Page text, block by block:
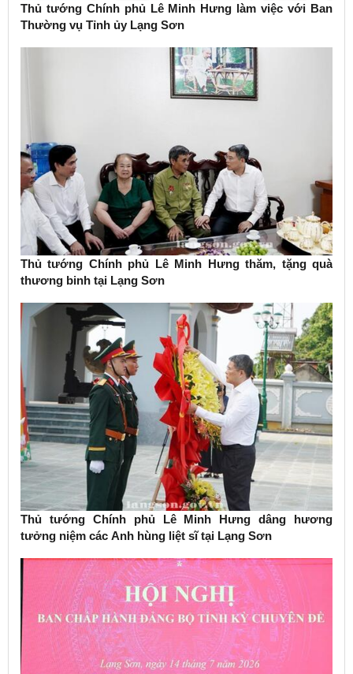
Thủ tướng Chính phủ Lê Minh Hưng làm việc với Ban
Thường vụ Tỉnh ủy Lạng Sơn
Thủ tướng Chính phủ Lê Minh Hưng thăm, tặng quà
thương binh tại Lạng Sơn
Thủ tướng Chính phủ Lê Minh Hưng dâng hương
tưởng niệm các Anh hùng liệt sĩ tại Lạng Sơn